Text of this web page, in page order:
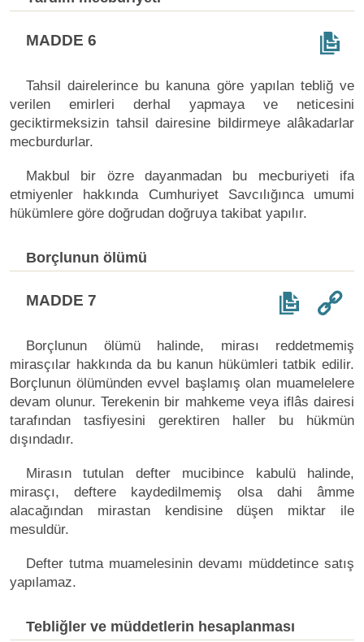
MADDE 6
Tahsil dairelerince bu kanuna göre yapılan tebliğ ve
verilen emirleri derhal yapmaya ve neticesini
geciktirmeksizin tahsil dairesine bildirmeye alâkadarlar
mecburdurlar.
Makbul bir özre dayanmadan bu mecburiyeti ifa
etmiyenler hakkında Cumhuriyet Savcılığınca umumi
hükümlere göre doğrudan doğruya takibat yapılır.
Borçlunun ölümü
MADDE 7
Borçlunun ölümü halinde, mirası reddetmemiş
mirasçılar hakkında da bu kanun hükümleri tatbik edilir.
Borçlunun ölümünden evvel başlamış olan muamelelere
devam olunur. Terekenin bir mahkeme veya iflâs dairesi
tarafından tasfiyesini gerektiren haller bu hükmün
dışındadır.
Mirasın tutulan defter mucibince kabulü halinde,
mirasçı, deftere kaydedilmemiş olsa dahi âmme
alacağından mirastan kendisine düşen miktar ile
mesuldür.
Defter tutma muamelesinin devamı müddetince satış
yapılamaz.
Tebliğler ve müddetlerin hesaplanması